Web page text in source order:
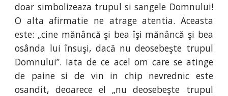
doar simbolizeaza trupul si sangele Domnului!
O alta afirmatie ne atrage atentia. Aceasta
este: „cine mănâncă şi bea îşi mănâncă şi bea
osânda lui însuşi, dacă nu deosebeşte trupul
Domnului”. Iata de ce acel om care se atinge
de paine si de vin in chip nevrednic este
osandit, deoarece el „nu deosebeşte trupul